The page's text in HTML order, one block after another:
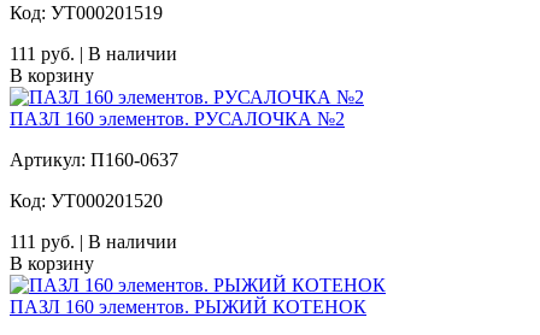
Код: УТ000201519
111 руб. | В наличии
В корзину
ПАЗЛ 160 элементов. РУСАЛОЧКА №2
Артикул: П160-0637
Код: УТ000201520
111 руб. | В наличии
В корзину
ПАЗЛ 160 элементов. РЫЖИЙ КОТЕНОК